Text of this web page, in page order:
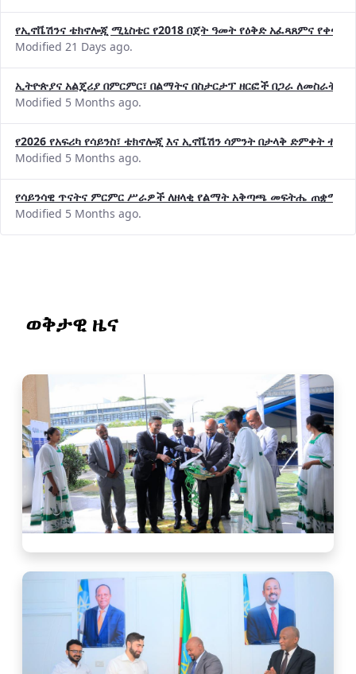
የኢኖቬሽንና ቴክኖሎጂ ሚኒስቴር የ2018 በጀት ዓመት የዕቅድ አፈጻጸምና
Modified 21 Days ago.
ኢትዮጵያና አልጄሪያ በምርምር፣ በልማትና በስታርታፕ ዘርፎች በጋራ ለመስራት
Modified 5 Months ago.
የ2026 የአፍሪካ የሳይንስ፣ ቴክኖሎጂ እና ኢኖቬሽን ሳምንት በታላቅ ድምቀት
Modified 5 Months ago.
የሳይንሳዊ ጥናትና ምርምር ሥራዎች ለዘላቂ የልማት አቅጣጫ መፍትሔ ጠቋሚ
Modified 5 Months ago.
ወቅታዊ ዜና